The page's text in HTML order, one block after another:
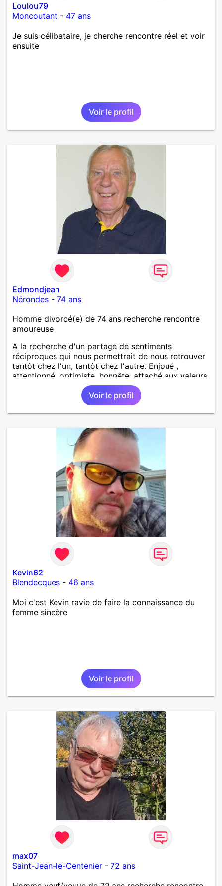
Loulou79
Moncoutant - 47 ans
Je suis célibataire, je cherche rencontre réel et voir
ensuite
Voir le profil
Edmondjean
Nérondes - 74 ans
Homme divorcé(e) de 74 ans recherche rencontre
amoureuse
A la recherche d'un partage de sentiments
réciproques qui nous permettrait de nous retrouver
tantôt chez l'un, tantôt chez l'autre. Enjoué ,
attentionné, optimiste, honnête, attaché aux valeurs
morales, j'apprécie l'humilité et je n'ai rien à prouver.
Photographie 2026. Et la vôtre ?
Voir le profil
Kevin62
Blendecques - 46 ans
Moi c'est Kevin ravie de faire la connaissance du
femme sincère
Voir le profil
max07
Saint-Jean-le-Centenier - 72 ans